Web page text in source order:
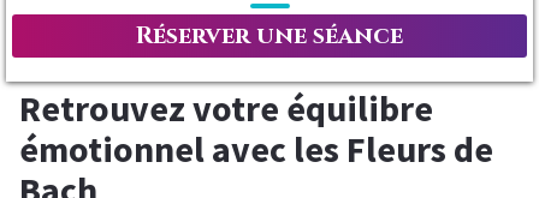
Réserver une séance
Retrouvez votre équilibre
émotionnel avec les Fleurs de